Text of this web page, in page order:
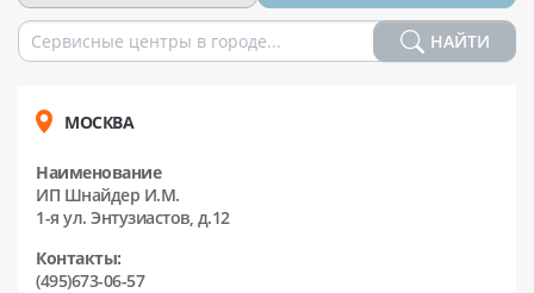
НАЙТИ
МОСКВА
Наименование
ИП Шнайдер И.М.
1-я ул. Энтузиастов, д.12
Контакты:
(495)673-06-57